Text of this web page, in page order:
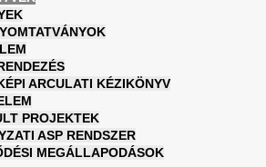
ARCULATI KÉZIKÖNYV
PROJEKTEK
ASP RENDSZER
MEGÁLLAPODÁSOK